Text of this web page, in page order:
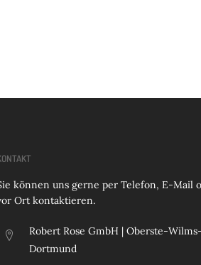
können uns gerne per Telefon, E-Mail
Ort kontaktieren.
Robert Rose GmbH | Oberste-
Dortmund